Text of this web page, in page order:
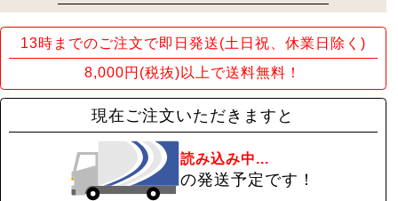
13時までのご注文で即日発送(土日祝、休業日除く)
8,000円(税抜)以上で送料無料！
現在ご注文いただきますと
読み込み中...
の発送予定です！